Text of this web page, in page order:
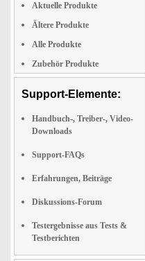
Aktuelle Produkte
Ältere Produkte
Alle Produkte
Zubehör Produkte
Support-Elemente:
Handbuch-, Treiber-, Video-
Downloads
Support-FAQs
Erfahrungen, Beiträge
Diskussions-Forum
Testergebnisse aus Tests &
Testberichten